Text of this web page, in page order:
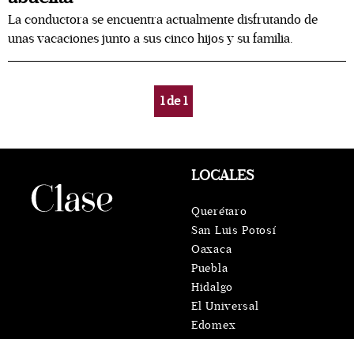
La conductora se encuentra actualmente disfrutando de
unas vacaciones junto a sus cinco hijos y su familia.
1de1
LOCALES
Querétaro
San Luis Potosí
Oaxaca
Puebla
Hidalgo
El Universal
Edomex